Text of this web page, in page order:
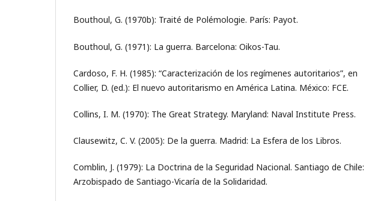
Bouthoul, G. (1970b): Traité de Polémologie. París: Payot.
Bouthoul, G. (1971): La guerra. Barcelona: Oikos-Tau.
Cardoso, F. H. (1985): “Caracterización de los regímenes autoritarios”, en
Collier, D. (ed.): El nuevo autoritarismo en América Latina. México: FCE.
Collins, I. M. (1970): The Great Strategy. Maryland: Naval Institute Press.
Clausewitz, C. V. (2005): De la guerra. Madrid: La Esfera de los Libros.
Comblin, J. (1979): La Doctrina de la Seguridad Nacional. Santiago de Chile:
Arzobispado de Santiago-Vicaría de la Solidaridad.